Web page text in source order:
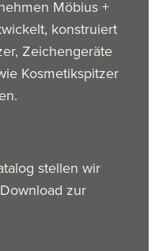
Möbius +
konstruiert
Zeichengeräte
Kosmetikspitzer
stellen wir
zur